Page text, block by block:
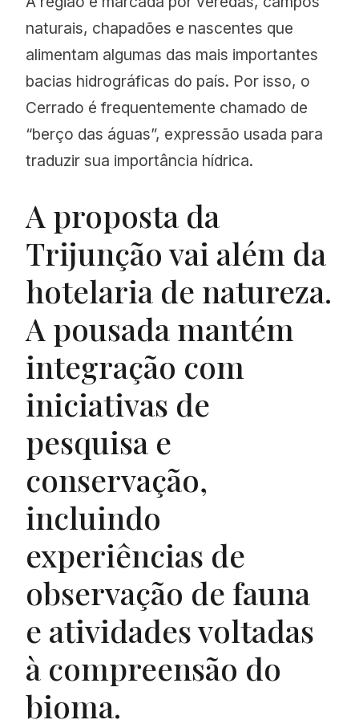
naturais, chapadões e nascentes que
alimentam algumas das mais importantes
bacias hidrográficas do país. Por isso, o
Cerrado é frequentemente chamado de
“berço das águas”, expressão usada para
traduzir sua importância hídrica.
A proposta da
Trijunção vai além da
hotelaria de natureza.
A pousada mantém
integração com
iniciativas de
pesquisa e
conservação,
incluindo
experiências de
observação de fauna
e atividades voltadas
à compreensão do
bioma.